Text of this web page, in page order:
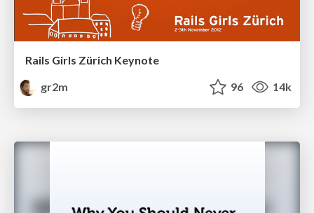
Rails Girls Zürich Keynote
gr2m
96 14k